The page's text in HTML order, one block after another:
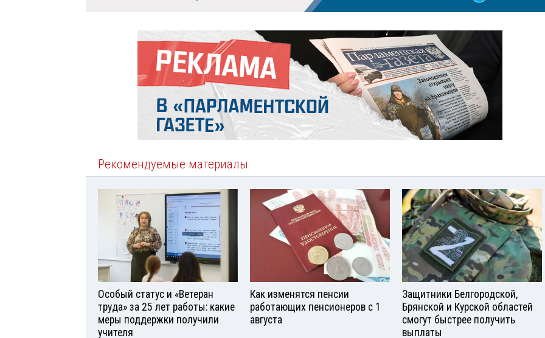
Рекомендуемые материалы
Особый статус и «Ветеран
труда» за 25 лет работы: какие
меры поддержки получили
учителя
Как изменятся пенсии
работающих пенсионеров с 1
августа
Защитники Белгородской,
Брянской и Курской областей
смогут быстрее получить
выплаты